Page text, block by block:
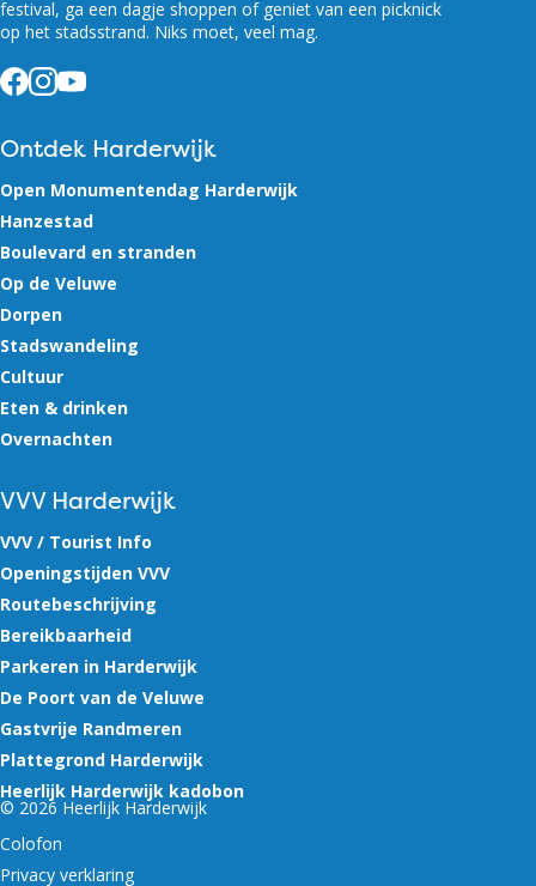
festival, ga een dagje shoppen of geniet van een picknick
op het stadsstrand. Niks moet, veel mag.
Facebook
Instagram
YouTube
Ontdek Harderwijk
Open Monumentendag Harderwijk
Hanzestad
Boulevard en stranden
Op de Veluwe
Dorpen
Stadswandeling
Cultuur
Eten & drinken
Overnachten
VVV Harderwijk
VVV / Tourist Info
Openingstijden VVV
Routebeschrijving
Bereikbaarheid
Parkeren in Harderwijk
De Poort van de Veluwe
Gastvrije Randmeren
Plattegrond Harderwijk
Heerlijk Harderwijk kadobon
© 2026 Heerlijk Harderwijk
Colofon
Privacy verklaring